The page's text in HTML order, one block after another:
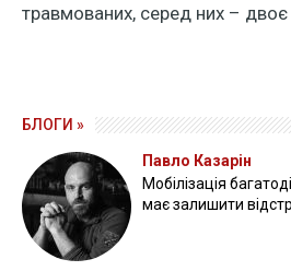
травмованих, серед них – двоє
БЛОГИ »
Павло Казарін
Мобілізація
має залишити